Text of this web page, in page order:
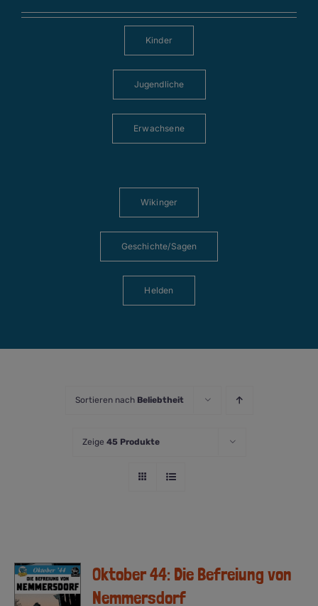
Kinder
Jugendliche
Erwachsene
Wikinger
Geschichte/Sagen
Helden
Sortieren nach Beliebtheit
Zeige 45 Produkte
Oktober 44: Die Befreiung von
Nemmersdorf